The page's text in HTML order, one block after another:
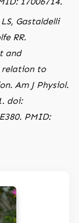
Gastaldelli
RR.
and
relation to
Am J Physiol.
doi:
PMID: